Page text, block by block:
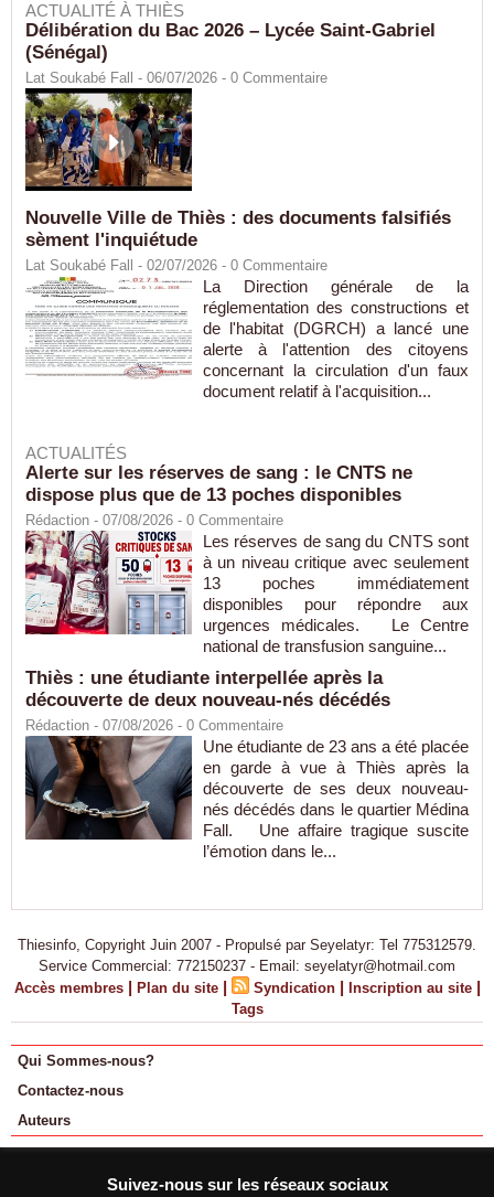
ACTUALITÉ À THIÈS
Délibération du Bac 2026 – Lycée Saint-Gabriel
(Sénégal)
Lat Soukabé Fall - 06/07/2026 - 0 Commentaire
Nouvelle Ville de Thiès : des documents falsifiés
sèment l'inquiétude
Lat Soukabé Fall - 02/07/2026 - 0 Commentaire
La Direction générale de la
réglementation des constructions et
de l'habitat (DGRCH) a lancé une
alerte à l'attention des citoyens
concernant la circulation d'un faux
document relatif à l'acquisition...
ACTUALITÉS
Alerte sur les réserves de sang : le CNTS ne
dispose plus que de 13 poches disponibles
Rédaction - 07/08/2026 - 0 Commentaire
Les réserves de sang du CNTS sont
à un niveau critique avec seulement
13 poches immédiatement
disponibles pour répondre aux
urgences médicales. Le Centre
national de transfusion sanguine...
Thiès : une étudiante interpellée après la
découverte de deux nouveau-nés décédés
Rédaction - 07/08/2026 - 0 Commentaire
Une étudiante de 23 ans a été placée
en garde à vue à Thiès après la
découverte de ses deux nouveau-
nés décédés dans le quartier Médina
Fall. Une affaire tragique suscite
l’émotion dans le...
Thiesinfo, Copyright Juin 2007 - Propulsé par Seyelatyr: Tel 775312579.
Service Commercial: 772150237 - Email: seyelatyr@hotmail.com
Accès membres | Plan du site | Syndication | Inscription au site |
Tags
Qui Sommes-nous?
Contactez-nous
Auteurs
Suivez-nous sur les réseaux sociaux